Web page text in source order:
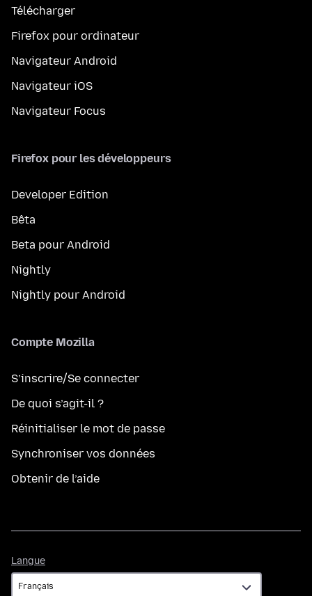
Télécharger
Firefox pour ordinateur
Navigateur Android
Navigateur iOS
Navigateur Focus
Firefox pour les développeurs
Developer Edition
Bêta
Beta pour Android
Nightly
Nightly pour Android
Compte Mozilla
S’inscrire/Se connecter
De quoi s’agit-il ?
Réinitialiser le mot de passe
Synchroniser vos données
Obtenir de l’aide
Langue